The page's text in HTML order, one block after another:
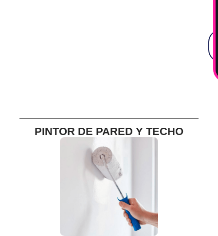
PINTOR DE PARED Y TECHO